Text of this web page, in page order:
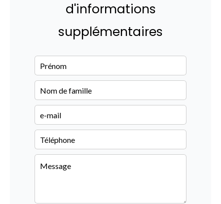
d'informations
supplémentaires